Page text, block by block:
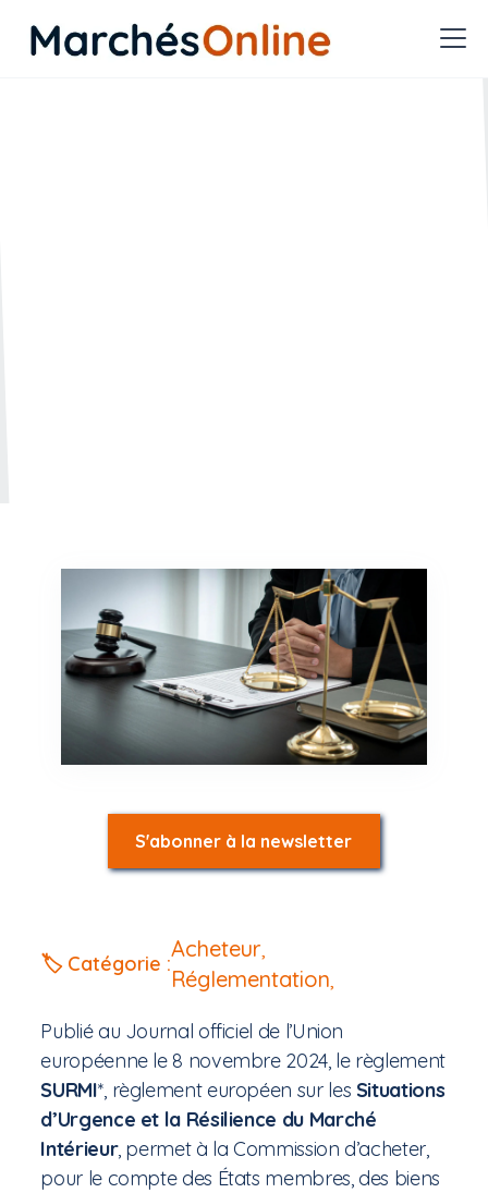
🏷️ Catégorie :
Acheteur,
Réglementation,
Publié au Journal officiel de l’Union
européenne le 8 novembre 2024, le règlement
SURMI*, règlement européen sur les Situations
d’Urgence et la Résilience du Marché
Intérieur, permet à la Commission d’acheter,
pour le compte des États membres, des biens
S'abonner à la newsletter